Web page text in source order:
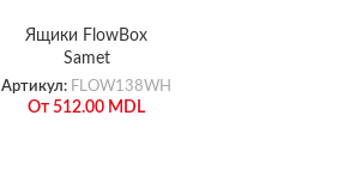
Ящики FlowBox
Samet
Артикул: FLOW138WH
От 512.00 MDL